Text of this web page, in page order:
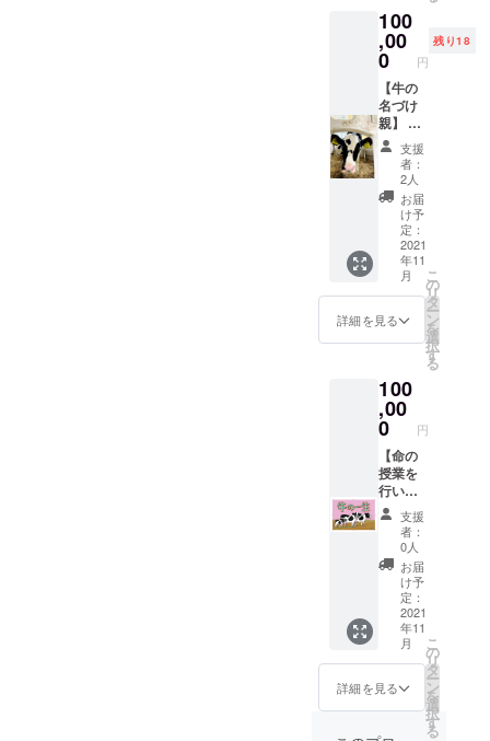
牛
とのふ
れあ
い 子
牛やお
母さん
牛に触
り、命
のあた
たかみ
を感じ
てくだ
さい。
乳
しぼり
体
クを
搾って
みます
バ
ター作
り体
験 手
づくり
でバ
ターを
作って
試食を
しま
す。
でも
OK!
いすみ
の牧場
店で
も、新
店舗で
もどち
らでも
使用で
きま
す。 有
効期
限：
2022年
3月1日
～8月31
日（暑
たくな
る期間
で設定
してい
ま
す。）
届けい
たしま
す。 牛
乳は、
季節に
よって
味わい
が微妙
に変わ
りま
す。 同
じチー
ズで
も、季
節が変
われば
わずか
に変化
を感じ
られる
美味し
いチー
ズを食
べなが
ら、四
季の牛
たちの
様子に
想いを
馳せて
みてく
ださい
ね。 お
届け時
期は、
ご相談
の上一
緒に決
めさせ
てくだ
さい。
100
,00
0 円
残り18
【牛の
名づけ
親】 牧
場では
年間80
頭ほど
の赤
ちゃん
牛が誕
生し、
メス牛
には名
前をつ
け、酪
農家が
ミルク
育て、
妊娠、
出産を
経てミ
ルクが
出るよ
うにな
りま
す。 全
てのメ
ス牛に
名前を
付けて
いま
す。例
えば、1
枚目の
写真の
子はお
顔に
「八」
支援
者：
2人
お届
け予
定：
2021
年11
月
詳細を見る
こ
の
リ
タ
ー
ン
を
選
択
す
る
100
,00
0 円
【命の
授業を
行いま
す】 酪
農家が
話す命
の授業
を行い
ます。
出張し
て行う
こと
も、オ
ンライ
ンで行
うこと
も可能
支援
者：
0人
お届
け予
定：
2021
年11
月
詳細を見る
こ
の
リ
タ
ー
ン
を
選
択
す
る